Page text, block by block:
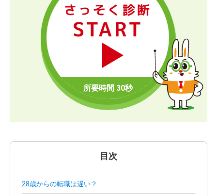
さっそく診断
START
目次
28歳からの転職は遅い？